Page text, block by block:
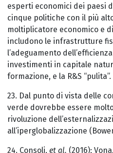
esperti economici dei paesi
cinque politiche con il più
moltiplicatore economico e
includono le infrastrutture
l’adeguamento
investimenti in capitale
formazione, e la R&S “pulita”.
23. Dal punto di vista delle
verde dovrebbe essere
rivoluzione
all’iperglobalizzazione
24. Consoli, et al. (2016); Vona,